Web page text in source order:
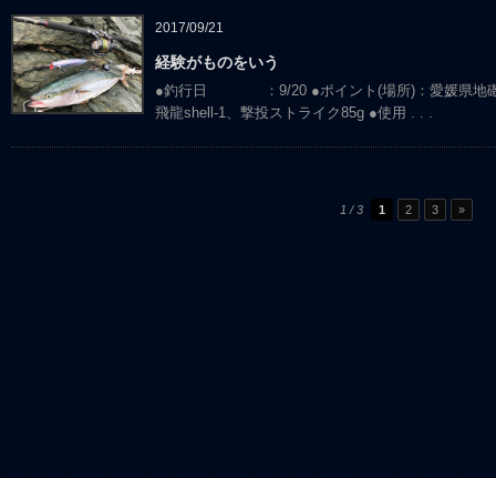
2017/09/21
経験がものをいう
●釣行日 ：9/20 ●ポイント(場所)：愛媛県
飛龍shell-1、撃投ストライク85g ●使用. . .
1 / 3 1 2 3 »